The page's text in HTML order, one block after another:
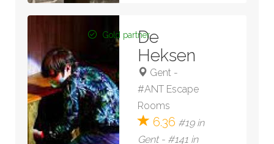
Gold partner
De
Heksen
Gent -
#ANT Escape
Rooms
6.36 #19 in
Gent - #141 in